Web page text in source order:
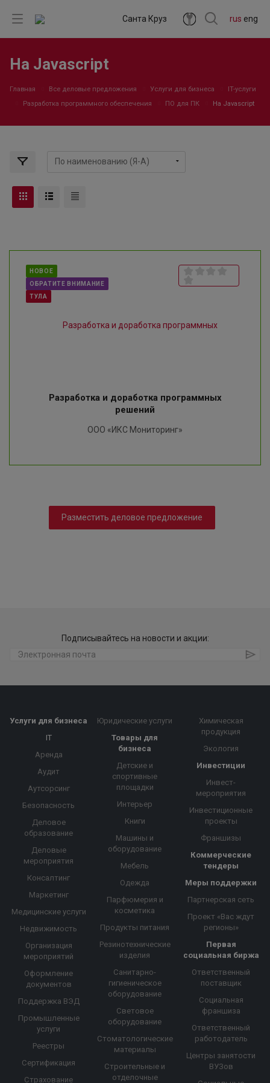
rus eng
Санта Круз
На Javascript
Главная Все деловые предложения Услуги для бизнеса
IT-услуги
Разработка программного обеспечения
ПО для ПК На Javascript
НОВОЕ
ОБРАТИТЕ ВНИМАНИЕ
ТУЛА
Разработка и доработка программных
решений
ООО «ИКС Мониторинг»
Разместить деловое предложение
Подписывайтесь на новости и акции:
Услуги для бизнеса
IT
Аренда
Аудит
Аутсорсинг
Безопасность
Деловое
образование
Деловые
мероприятия
Консалтинг
Маркетинг
Медицинские услуги
Недвижимость
Организация
мероприятий
Оформление
документов
Поддержка ВЭД
Промышленные
услуги
Реестры
Сертификация
Страхование
Юридические услуги
Товары для
бизнеса
Детские и
спортивные
площадки
Интерьер
Книги
Машины и
оборудование
Мебель
Одежда
Парфюмерия и
косметика
Продукты питания
Резинотехнические
изделия
Санитарно-
гигиеническое
оборудование
Световое
оборудование
Стоматологические
материалы
Строительные и
отделочные
Химическая
продукция
Экология
Инвестиции
Инвест-
мероприятия
Инвестиционные
проекты
Франшизы
Коммерческие
тендеры
Меры поддержки
Партнерская сеть
Проект «Вас ждут
регионы»
Первая
социальная биржа
Ответственный
поставщик
Социальная
франшиза
Ответственный
работодатель
Центры занятости
ВУЗов